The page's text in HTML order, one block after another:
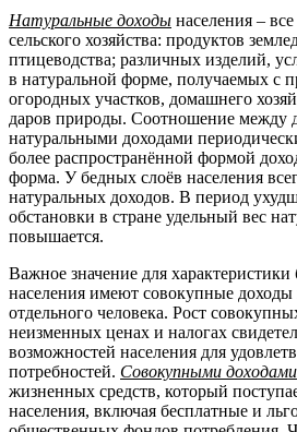
Натуральные доходы населения –
сельского хозяйства: продуктов
птицеводства; различных изделий,
в натуральной форме, получаемых с
огородных участков, домашнего
даров природы. Соотношение между
натуральными доходами
более распространённой формой
форма. У бедных слоёв населения
натуральных доходов. В период
обстановки в стране удельный вес
повышается.
Важное значение для характеристики
населения имеют совокупные доходы
отдельного человека. Рост
неизменных ценах и налогах
возможностей населения для
потребностей. Совокупными доходами
жизненных средств, который
населения, включая бесплатные и